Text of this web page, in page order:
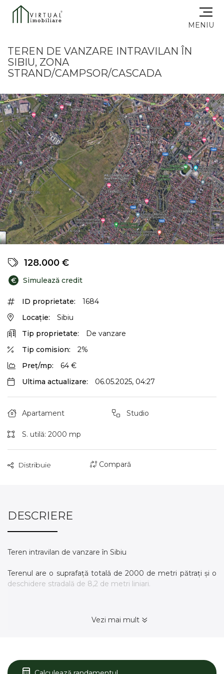
MENIU
TEREN DE VANZARE INTRAVILAN ÎN
SIBIU, ZONA
STRAND/CAMPSOR/CASCADA
128.000 €
€ Simulează credit
ID proprietate:
1684
Locație:
Sibiu
Tip proprietate:
De vanzare
Tip comision:
2%
Preț/mp:
64 €
Ultima actualizare:
06.05.2025, 04:27
Apartament Studio
S. utilă: 2000 mp
Distribuie Compară
DESCRIERE
Teren intravilan de vanzare în Sibiu
Terenul are o suprafață totală de 2000 de metri pătrați și o
deschidere stradală de 8,2 de metri liniari.
Deschidere stradală: 8.2 ml
Vezi mai mult